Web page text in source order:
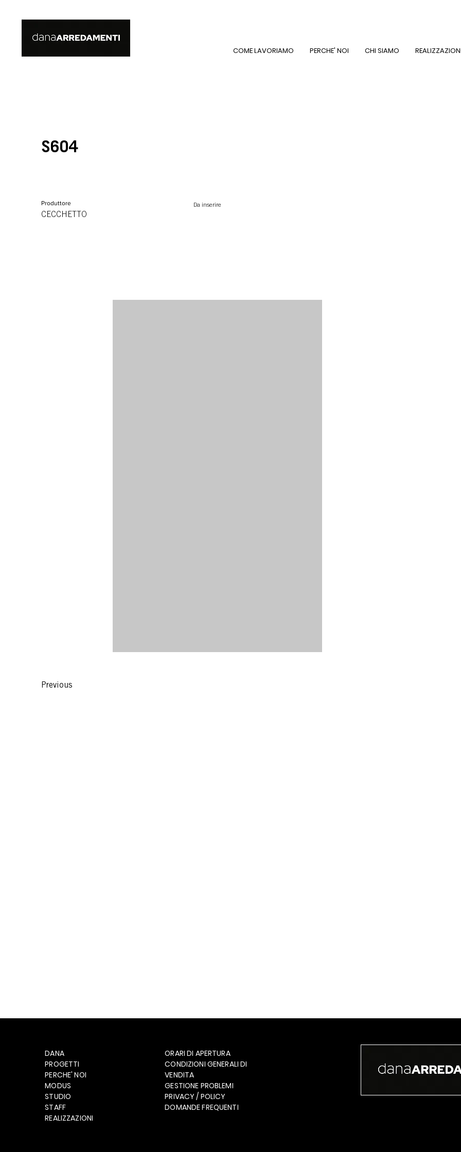
COME LAVORIAMO PERCHE' NOI CHI SIAMO
S604
Produttore
CECCHETTO
Da inserire
Previous
DANA
PROGETTI
PERCHE' NOI
MODUS
STUDIO
STAFF
REALIZZAZIONI
ORARI DI APERTURA
CONDIZIONI GENERALI DI
VENDITA
GESTIONE PROBLEMI
PRIVACY / POLICY
DOMANDE FREQUENTI